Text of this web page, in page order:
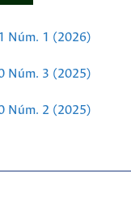
Núm. 1 (2026)
Núm. 3 (2025)
Núm. 2 (2025)